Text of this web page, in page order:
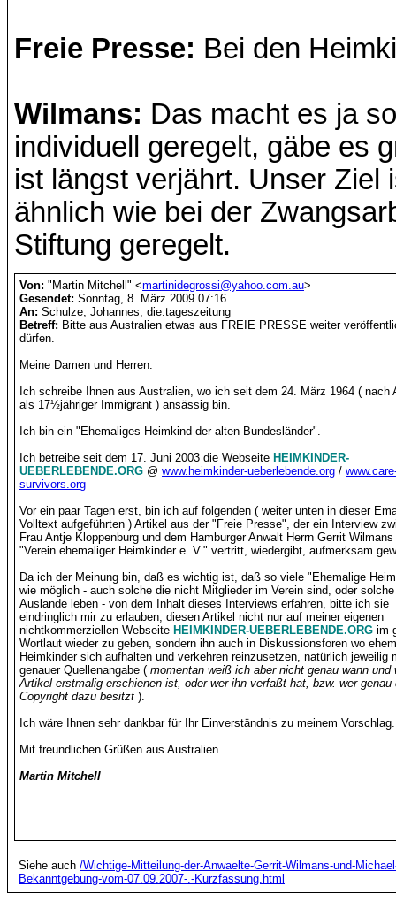
Freie Presse: Bei den
Wilmans: Das macht es ja
individuell geregelt, gäbe es
ist längst verjährt. Unser Ziel
ähnlich wie bei der
Stiftung geregelt.
Von: "Martin Mitchell" <martinidegrossi@yahoo.com.au>
Gesendet: Sonntag, 8. März 2009 07:16
An: Schulze, Johannes; die.tageszeitung
Betreff: Bitte aus Australien etwas aus FREIE PRESSE weiter
dürfen.
Meine Damen und Herren.
Ich schreibe Ihnen aus Australien, wo ich seit dem 24. März 1964 ( nach
als 17½jähriger Immigrant ) ansässig bin.
Ich bin ein "Ehemaliges Heimkind der alten Bundesländer".
Ich betreibe seit dem 17. Juni 2003 die Webseite HEIMKINDER-
UEBERLEBENDE.ORG @ www.heimkinder-ueberlebende.org /
survivors.org
Vor ein paar Tagen erst, bin ich auf folgenden ( weiter unten in dieser
Volltext aufgeführten ) Artikel aus der "Freie Presse", der ein Interview
Frau Antje Kloppenburg und dem Hamburger Anwalt Herrn Gerrit
"Verein ehemaliger Heimkinder e. V." vertritt, wiedergibt, aufmerksam
Da ich der Meinung bin, daß es wichtig ist, daß so viele "Ehemalige
wie möglich - auch solche die nicht Mitglieder im Verein sind, oder
Auslande leben - von dem Inhalt dieses Interviews erfahren, bitte ich sie
eindringlich mir zu erlauben, diesen Artikel nicht nur auf meiner eigenen
nichtkommerziellen Webseite HEIMKINDER-UEBERLEBENDE.ORG im
Wortlaut wieder zu geben, sondern ihn auch in Diskussionsforen wo
Heimkinder sich aufhalten und verkehren reinzusetzen, natürlich jeweilig
genauer Quellenangabe ( momentan weiß ich aber nicht genau wann und
Artikel erstmalig erschienen ist, oder wer ihn verfaßt hat, bzw. wer genau
Copyright dazu besitzt ).
Ich wäre Ihnen sehr dankbar für Ihr Einverständnis zu meinem Vorschlag.
Mit freundlichen Grüßen aus Australien.
Martin Mitchell
Siehe auch /Wichtige-Mitteilung-der-Anwaelte-Gerrit-Wilmans-und-
Bekanntgebung-vom-07.09.2007-.-Kurzfassung.html